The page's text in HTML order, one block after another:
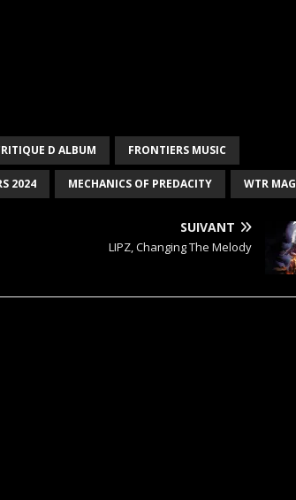
D ALBUM FRONTIERS MUSIC
2024 MECHANICS OF PREDACITY WTR MAG
SUIVANT
LIPZ, Changing The Melody